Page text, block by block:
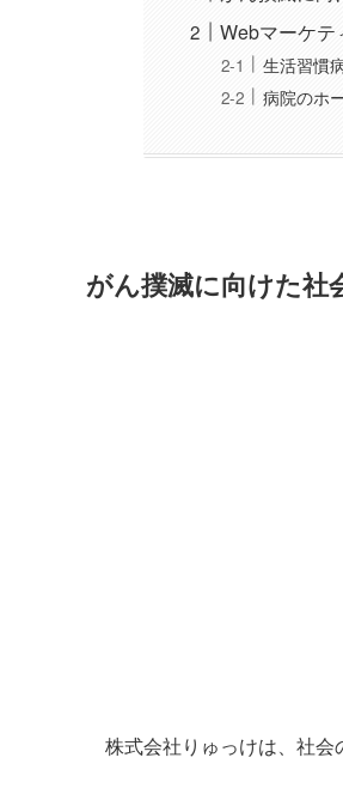
Webマーケ
生活習慣
病院のホ
がん撲滅に向けた社
株式会社りゅっけは、社会